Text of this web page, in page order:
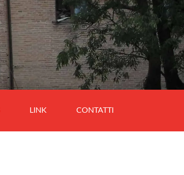
LINK CONTATTI